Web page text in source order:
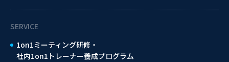
SERVICE
1on1ミーティング研修・
社内1on1トレーナー養成プログラム